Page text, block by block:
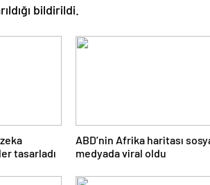
bildirildi.
tasarladı
ABD’nin Afrika haritası
medyada viral oldu